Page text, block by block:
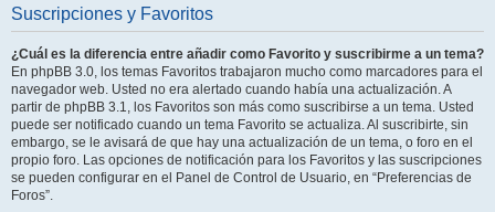
Suscripciones y Favoritos
¿Cuál es la diferencia entre añadir como Favorito y suscribirme a un tema?
En phpBB 3.0, los temas Favoritos trabajaron mucho como marcadores para el
navegador web. Usted no era alertado cuando había una actualización. A
partir de phpBB 3.1, los Favoritos son más como suscribirse a un tema. Usted
puede ser notificado cuando un tema Favorito se actualiza. Al suscribirte, sin
embargo, se le avisará de que hay una actualización de un tema, o foro en el
propio foro. Las opciones de notificación para los Favoritos y las suscripciones
se pueden configurar en el Panel de Control de Usuario, en “Preferencias de
Foros”.